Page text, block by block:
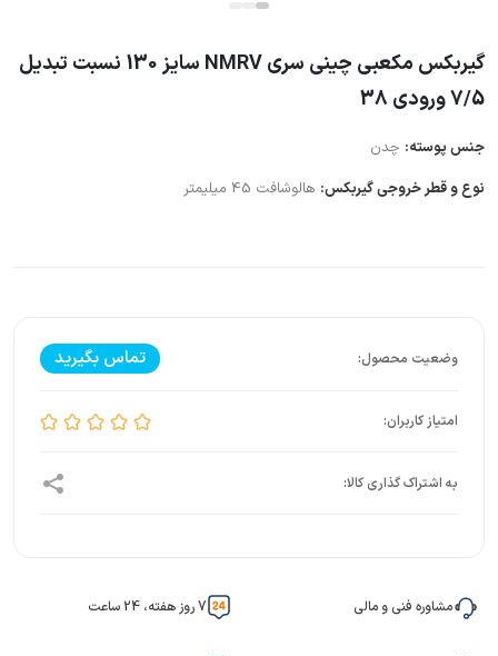
گیربکس مکعبی چینی سری NMRV سایز 130 نسبت تبدیل
7/5 ورودی 38
جنس پوسته: چدن
نوع و قطر خروجی گیربکس: هالوشافت 45 میلیمتر
تماس بگیرید
مشاوره فنی و مالی 7 روز هفته، 24 ساعت